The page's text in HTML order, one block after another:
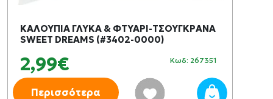
ΚΑΛΟΥΠΙΑ ΓΛΥΚΑ & ΦΤΥΑΡΙ-ΤΣΟΥΓΚΡΑΝΑ
SWEET DREAMS (#3402-0000)
2,99€ Κωδ: 267351
Περισσότερα